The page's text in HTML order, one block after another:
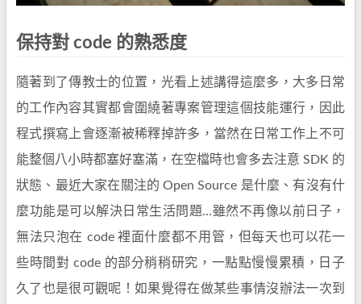
保持對 code 的熟悉度
隨著到了傳教士的位置，光看上述講得這麼多，大多日常
的工作內容其實都會圍繞著專案管理這個技能運行，因此
程式撰寫上會逐漸被稀釋掉許多，當然在日常工作上不可
能整個八小時都塞好塞滿，在空檔時也會多去注意 SDK 的
狀態、最近大家在關注的 Open Source 是什麼、有沒有什
麼功能是可以解決日常生活問題…雖然不再像以前日子，
無法只泡在 code 裡面什麼都不用管，但每天也可以花一
些時間對 code 的部分稍稍研究，一點點慢慢累積，日子
久了也是很可觀呢！如果覺得在做某些事情沒辦法一次到